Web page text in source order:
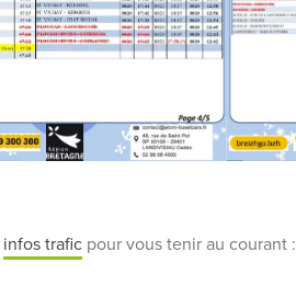
infos trafic pour vous tenir au courant :